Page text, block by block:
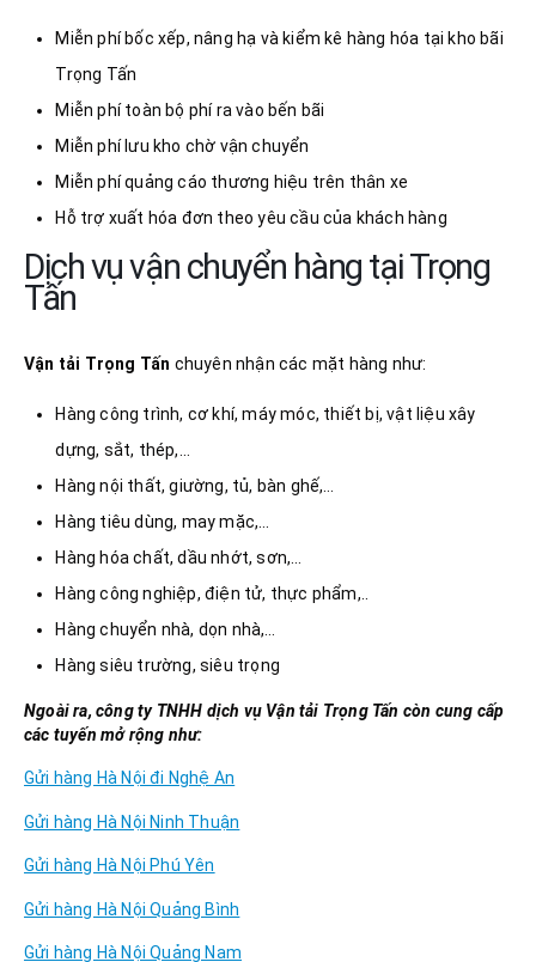
Miễn phí bốc xếp, nâng hạ và kiểm kê hàng hóa tại kho bãi
Trọng Tấn
Miễn phí toàn bộ phí ra vào bến bãi
Miễn phí lưu kho chờ vận chuyển
Miễn phí quảng cáo thương hiệu trên thân xe
Hỗ trợ xuất hóa đơn theo yêu cầu của khách hàng
Dịch vụ vận chuyển hàng tại Trọng
Tấn
Vận tải Trọng Tấn chuyên nhận các mặt hàng như:
Hàng công trình, cơ khí, máy móc, thiết bị, vật liệu xây
dựng, sắt, thép,…
Hàng nội thất, giường, tủ, bàn ghế,…
Hàng tiêu dùng, may mặc,…
Hàng hóa chất, dầu nhớt, sơn,…
Hàng công nghiệp, điện tử, thực phẩm,..
Hàng chuyển nhà, dọn nhà,…
Hàng siêu trường, siêu trọng
Ngoài ra, công ty TNHH dịch vụ Vận tải Trọng Tấn còn cung cấp
các tuyến mở rộng như:
Gửi hàng Hà Nội đi Nghệ An
Gửi hàng Hà Nội Ninh Thuận
Gửi hàng Hà Nội Phú Yên
Gửi hàng Hà Nội Quảng Bình
Gửi hàng Hà Nội Quảng Nam